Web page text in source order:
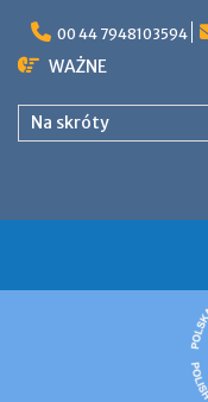
content
00 44 7948103594
WAŻNE
Na skróty